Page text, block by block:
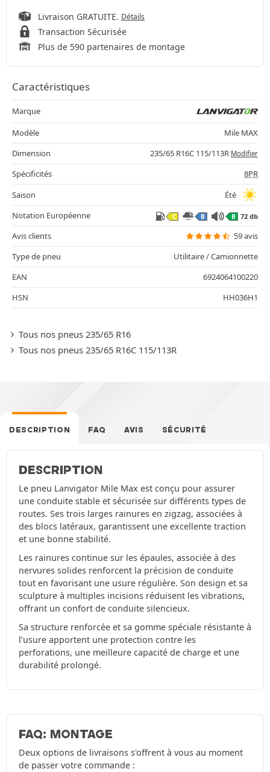
Livraison GRATUITE. Détails
Transaction Sécurisée
Plus de 590 partenaires de montage
Caractéristiques
Marque
Modèle
Mile MAX
Dimension
235/65 R16C 115/113R Modifier
Spécificités
8PR
Saison
Été
Notation Européenne
C B B 72 db
Avis clients
59 avis
Type de pneu
Utilitaire / Camionnette
EAN
6924064100220
HSN
HH036H1
Tous nos pneus 235/65 R16
Tous nos pneus 235/65 R16C 115/113R
DESCRIPTION FAQ AVIS SÉCURITÉ
DESCRIPTION
Le pneu Lanvigator Mile Max est conçu pour assurer
une conduite stable et sécurisée sur différents types de
routes. Ses trois larges rainures en zigzag, associées à
des blocs latéraux, garantissent une excellente traction
et une bonne stabilité.
Les rainures continue sur les épaules, associée à des
nervures solides renforcent la précision de conduite
tout en favorisant une usure régulière. Son design et sa
sculpture à multiples incisions réduisent les vibrations,
offrant un confort de conduite silencieux.
Sa structure renforcée et sa gomme spéciale résistante à
l’usure apportent une protection contre les
perforations, une meilleure capacité de charge et une
durabilité prolongé.
FAQ: MONTAGE
Deux options de livraisons s'offrent à vous au moment
de passer votre commande :